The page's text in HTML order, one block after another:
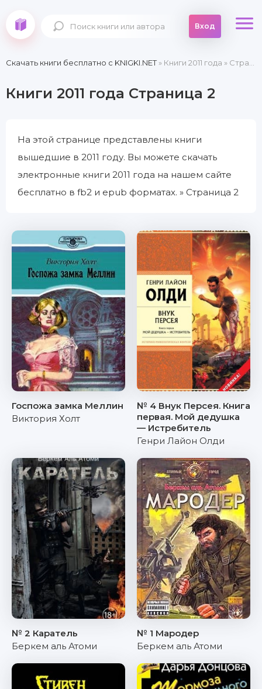
Вход
Скачать книги бесплатно c KNIGKI.NET» Книги 2011 года » Страница 2
Книги 2011 года Страница 2
На этой странице представлены книги
вышедшие в 2011 году. Вы можете скачать
электронные книги 2011 года на нашем сайте
бесплатно в fb2 и epub форматах. » Страница 2
Госпожа замка Меллин
Виктория Холт
№ 4 Внук Персея. Книга
первая. Мой дедушка
— Истребитель
Генри Лайон Олди
№ 2 Каратель
Беркем аль Атоми
№ 1 Мародер
Беркем аль Атоми